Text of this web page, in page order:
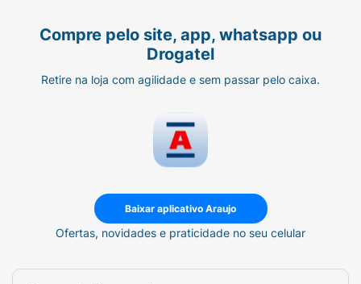
Compre pelo site, app, whatsapp ou
Drogatel
Retire na loja com agilidade e sem passar pelo caixa.
Baixar aplicativo Araujo
Ofertas, novidades e praticidade no seu celular